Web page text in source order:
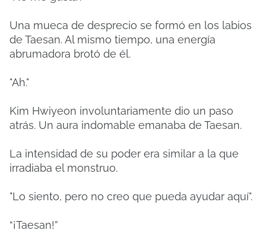
Una mueca de desprecio se formó en los labios
de Taesan. Al mismo tiempo, una energía
abrumadora brotó de él.
"Ah."
Kim Hwiyeon involuntariamente dio un paso
atrás. Un aura indomable emanaba de Taesan.
La intensidad de su poder era similar a la que
irradiaba el monstruo.
"Lo siento, pero no creo que pueda ayudar aquí".
“¡Taesan!”